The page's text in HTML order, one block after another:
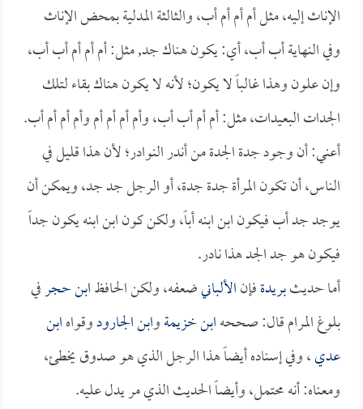
الإناث إليه، مثل أم أم أم أب، والثالثة المدلية بمحض الإناث
وفي النهاية أب أب، أي: يكون هناك جد, مثل: أم أم أم أب أب،
وإن علون وهذا غالباً لا يكون؛ لأنه لا يكون هناك بقاء لتلك
الجدات البعيدات، مثل: أم أم أب أب، وأم أم أم أم وأم أم أم أب.
أعني: أن وجود جدة الجدة من أندر النوادر؛ لأن هذا قليل في
الناس، أن تكون المرأة جدة جدة، أو الرجل جد جد، ويمكن أن
يوجد جد أب فيكون ابن ابنه أباً، ولكن كون ابن ابنه يكون جداً
فيكون هو جد الجد هذا نادر.
أما حديثبريدةفإنالألبانيضعفه، ولكن الحافظابن حجرفي
بلوغ المرام قال: صححهابن خزيمةوابن الجارودوقواهابن
عدي، وفي إسناده أيضاً هذا الرجل الذي هو صدوق يخطئ،
ومعناه: أنه محتمل، وأيضاً الحديث الذي مر يدل عليه.